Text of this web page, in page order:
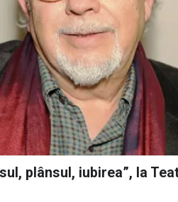
plânsul, iubirea”, la